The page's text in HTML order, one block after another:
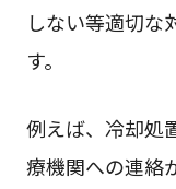
しない等適切な
す。
例えば、冷却処
療機関への連絡